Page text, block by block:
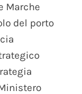
Marche
del porto